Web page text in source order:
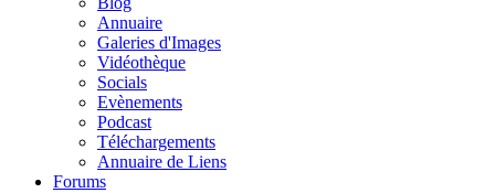
Annuaire
Galeries d'Images
Vidéothèque
Socials
Evènements
Podcast
Téléchargements
Annuaire de Liens
Forums